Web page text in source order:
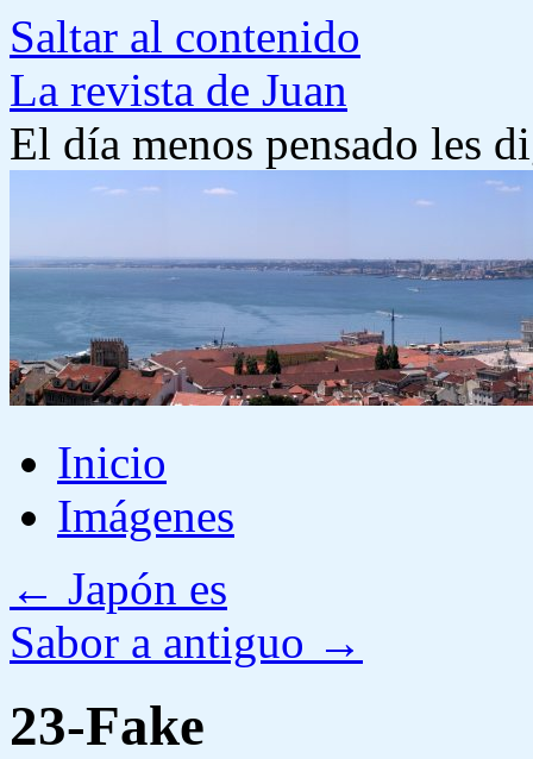
Saltar al contenido
La revista de Juan
El día menos pensado les
Inicio
Imágenes
← Japón es
Sabor a antiguo →
23-Fake